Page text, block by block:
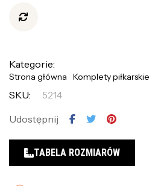
Kategorie:
Strona główna Komplety piłkarskie
SKU:
5214
Udostępnij
TABELA ROZMIARÓW